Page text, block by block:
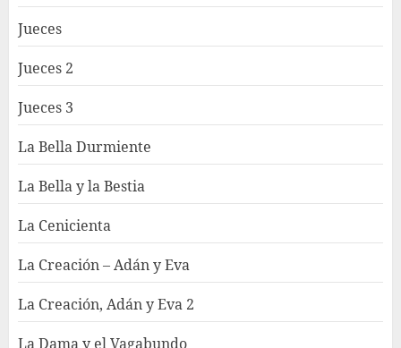
Jueces
Jueces 2
Jueces 3
La Bella Durmiente
La Bella y la Bestia
La Cenicienta
La Creación – Adán y Eva
La Creación, Adán y Eva 2
La Dama y el Vagabundo